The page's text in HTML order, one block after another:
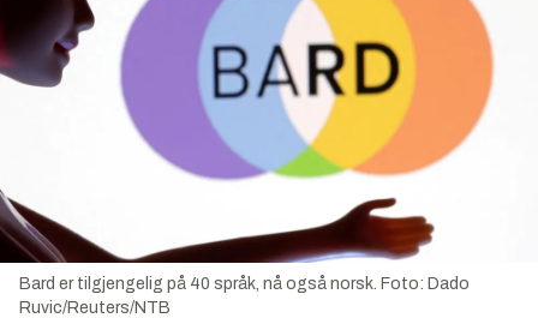
Bard er tilgjengelig på 40 språk, nå også norsk. Foto: Dado
Ruvic/Reuters/NTB